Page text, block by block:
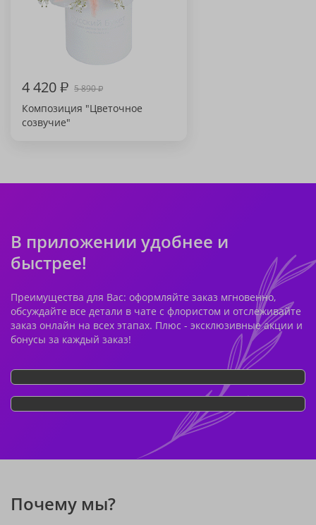
4 420₽ 5 890₽
Композиция "Цветочное
созвучие"
В приложении удобнее и
быстрее!
Преимущества для Вас: оформляйте заказ мгновенно,
обсуждайте все детали в чате с флористом и отслеживайте
заказ онлайн на всех этапах. Плюс - эксклюзивные акции и
бонусы за каждый заказ!
Почему мы?